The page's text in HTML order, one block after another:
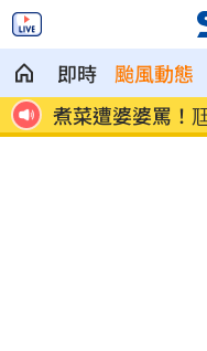
即時 颱風動態
旺 煮菜遭婆婆罵！
傭